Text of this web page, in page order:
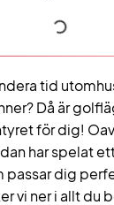
tid
Då är
för dig!
har spelat
passar dig
vi ner i allt du